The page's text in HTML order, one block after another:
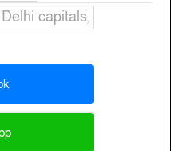
Delhi capitals,